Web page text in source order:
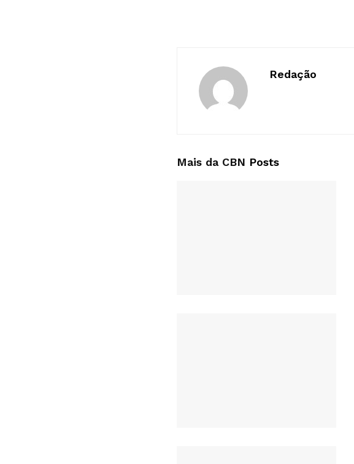
Redação
Mais da CBN Posts